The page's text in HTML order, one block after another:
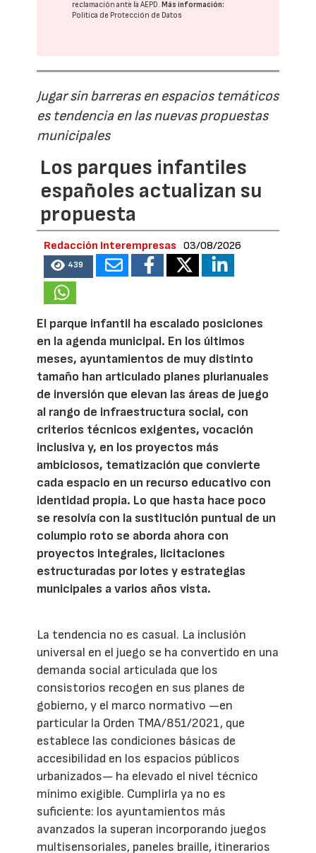
reclamación ante laAEPD. Más información:
Política de Protección de Datos
Jugar sin barreras en espacios temáticos
es tendencia en las nuevas propuestas
municipales
Los parques infantiles
españoles actualizan su
propuesta
Redacción Interempresas 03/08/2026
439
El parque infantil ha escalado posiciones
en la agenda municipal. En los últimos
meses, ayuntamientos de muy distinto
tamaño han articulado planes plurianuales
de inversión que elevan las áreas de juego
al rango de infraestructura social, con
criterios técnicos exigentes, vocación
inclusiva y, en los proyectos más
ambiciosos, tematización que convierte
cada espacio en un recurso educativo con
identidad propia. Lo que hasta hace poco
se resolvía con la sustitución puntual de un
columpio roto se aborda ahora con
proyectos integrales, licitaciones
estructuradas por lotes y estrategias
municipales a varios años vista.
La tendencia no es casual. La inclusión
universal en el juego se ha convertido en una
demanda social articulada que los
consistorios recogen en sus planes de
gobierno, y el marco normativo —en
particular la Orden TMA/851/2021, que
establece las condiciones básicas de
accesibilidad en los espacios públicos
urbanizados— ha elevado el nivel técnico
mínimo exigible. Cumplirla ya no es
suficiente: los ayuntamientos más
avanzados la superan incorporando juegos
multisensoriales, paneles braille, itinerarios